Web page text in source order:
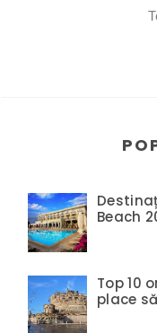
Beach
Top 10
place